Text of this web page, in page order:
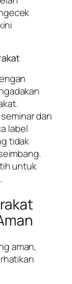
dan
label
tidak
untuk
aman,